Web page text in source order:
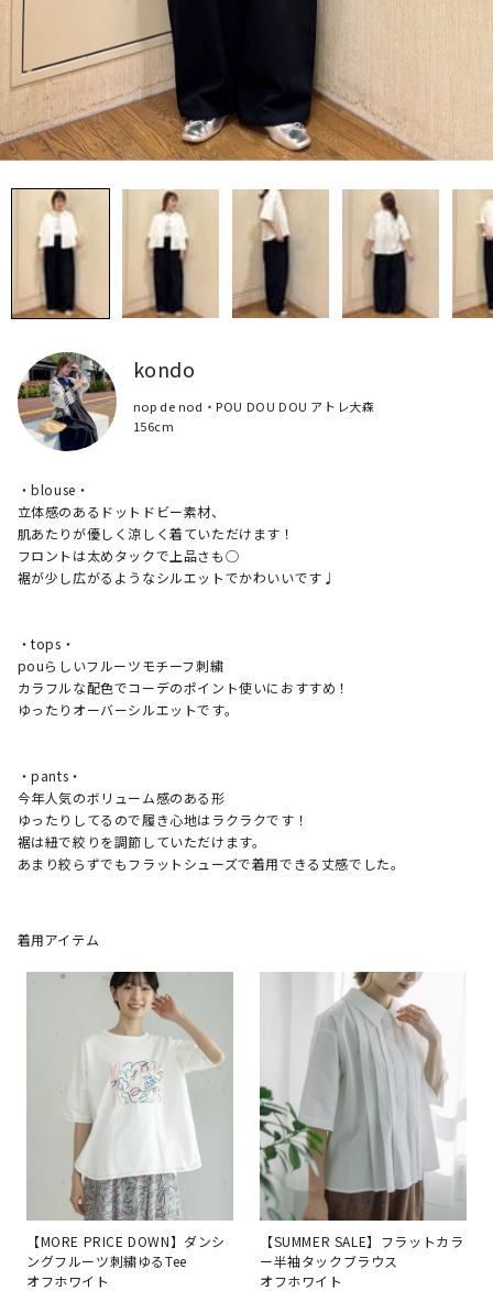
kondo
nop de nod・POU DOU DOU アトレ大森
156cm
・blouse・
立体感のあるドットドビー素材、
肌あたりが優しく涼しく着ていただけます！
フロントは太めタックで上品さも◯
裾が少し広がるようなシルエットでかわいいです♩
・tops・
pouらしいフルーツモチーフ刺繍
カラフルな配色でコーデのポイント使いにおすすめ！
ゆったりオーバーシルエットです。
・pants・
今年人気のボリューム感のある形
ゆったりしてるので履き心地はラクラクです！
裾は紐で絞りを調節していただけます。
あまり絞らずでもフラットシューズで着用できる丈感でした。
着用アイテム
【MORE PRICE DOWN】ダンシ
ングフルーツ刺繍ゆるTee
オフホワイト
【SUMMER SALE】フラットカラ
ー半袖タックブラウス
オフホワイト